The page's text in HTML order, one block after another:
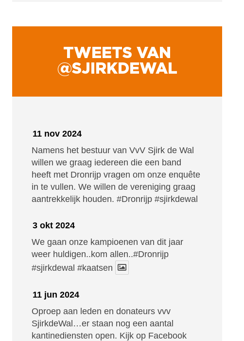
TWEETS VAN
@SJIRKDEWAL
11 nov 2024
Namens het bestuur van VvV Sjirk de Wal
willen we graag iedereen die een band
heeft met Dronrijp vragen om onze enquête
in te vullen. We willen de vereniging graag
aantrekkelijk houden. #Dronrijp #sjirkdewal
3 okt 2024
We gaan onze kampioenen van dit jaar
weer huldigen..kom allen..#Dronrijp
#sjirkdewal #kaatsen
11 jun 2024
Oproep aan leden en donateurs vvv
SjirkdeWal…er staan nog een aantal
kantinediensten open. Kijk op Facebook